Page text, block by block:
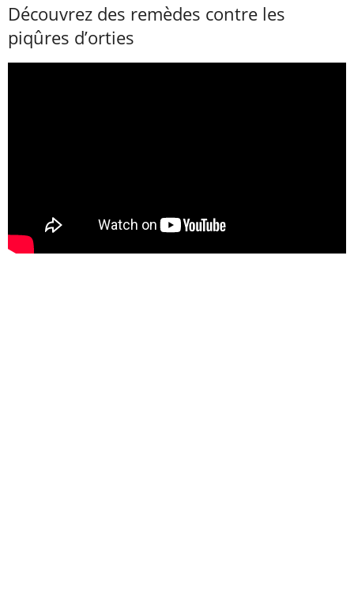
Découvrez des remèdes contre les
piqûres d’orties